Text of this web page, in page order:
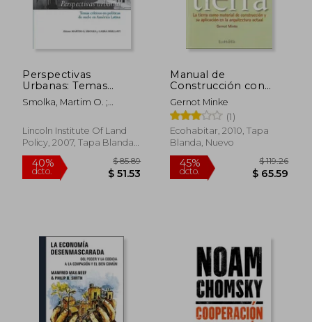
45%
dcto. $ 22.05
Perspectivas
Urbanas: Temas
Críticos En Políticas
de Suelo En América
Smolka, Martim O. ;
Lincoln Institute Of Land
Policy, 2007, Tapa Blanda,
Nuevo
Manual de
Construcción con
Tierra
Gernot Minke
(1)
Ecohabitar, 2010, Tapa
Blanda, Nuevo